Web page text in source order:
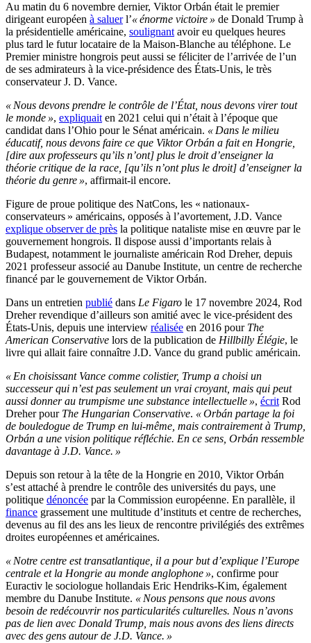
Au matin du 6 novembre dernier, Viktor Orbán était le premier
dirigeant européen à saluerl’« énorme victoire » de Donald Trump à
la présidentielle américaine, soulignant avoir eu quelques heures
plus tard le futur locataire de la Maison-Blanche au téléphone. Le
Premier ministre hongrois peut aussi se féliciter de l’arrivée de l’un
de ses admirateurs à la vice-présidence des États-Unis, le très
conservateur J. D. Vance.
« Nous devons prendre le contrôle de l’État, nous devons virer tout
le monde », expliquait en 2021 celui qui n’était à l’époque que
candidat dans l’Ohio pour le Sénat américain. « Dans le milieu
éducatif, nous devons faire ce que Viktor Orbán a fait en Hongrie,
[dire aux professeurs qu’ils n’ont] plus le droit d’enseigner la
théorie critique de la race, [qu’ils n’ont plus le droit] d’enseigner la
théorie du genre », affirmait-il encore.
Figure de proue politique des NatCons, les « nationaux-
conservateurs » américains, opposés à l’avortement, J.D. Vance
explique observer de près la politique nataliste mise en œuvre par le
gouvernement hongrois. Il dispose aussi d’importants relais à
Budapest, notamment le journaliste américain Rod Dreher, depuis
2021 professeur associé au Danube Institute, un centre de recherche
financé par le gouvernement de Viktor Orbán.
Dans un entretien publié dans Le Figaro le 17 novembre 2024, Rod
Dreher revendique d’ailleurs son amitié avec le vice-président des
États-Unis, depuis une interview réalisée en 2016 pour The
American Conservative lors de la publication de Hillbilly Élégie, le
livre qui allait faire connaître J.D. Vance du grand public américain.
« En choisissant Vance comme colistier, Trump a choisi un
successeur qui n’est pas seulement un vrai croyant, mais qui peut
aussi donner au trumpisme une substance intellectuelle », écrit Rod
Dreher pourThe Hungarian Conservative. « Orbán partage la foi
de bouledogue de Trump en lui-même, mais contrairement à Trump,
Orbán a une vision politique réfléchie. En ce sens, Orbán ressemble
davantage à J.D. Vance. »
Depuis son retour à la tête de la Hongrie en 2010, Viktor Orbán
s’est attaché à prendre le contrôle des universités du pays, une
politique dénoncée par la Commission européenne. En parallèle, il
finance grassement une multitude d’instituts et centre de recherches,
devenus au fil des ans les lieux de rencontre privilégiés des extrêmes
droites européennes et américaines.
« Notre centre est transatlantique, il a pour but d’explique l’Europe
centrale et la Hongrie au monde anglophone », confirme pour
Euractiv le sociologue hollandais Eric Hendriks-Kim, également
membre du Danube Institute. « Nous pensons que nous avons
besoin de redécouvrir nos particularités culturelles. Nous n’avons
pas de lien avec Donald Trump, mais nous avons des liens directs
avec des gens autour de J.D. Vance. »